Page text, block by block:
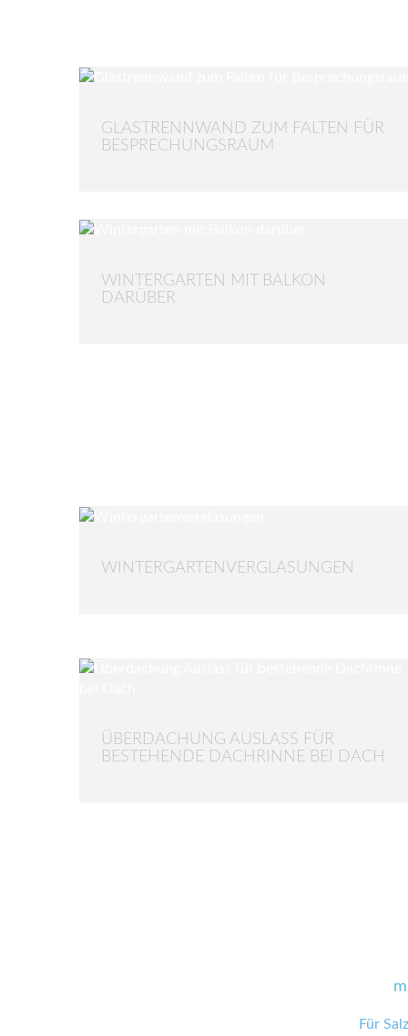
GLASTRENNWAND ZUM FALTEN FÜR
BESPRECHUNGSRAUM
WINTERGARTEN MIT BALKON
DARÜBER
WINTERGARTENVERGLASUNGEN
ÜBERDACHUNG AUSLASS FÜR
BESTEHENDE DACHRINNE BEI DACH
Für